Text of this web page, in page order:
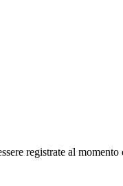
registrate al momento